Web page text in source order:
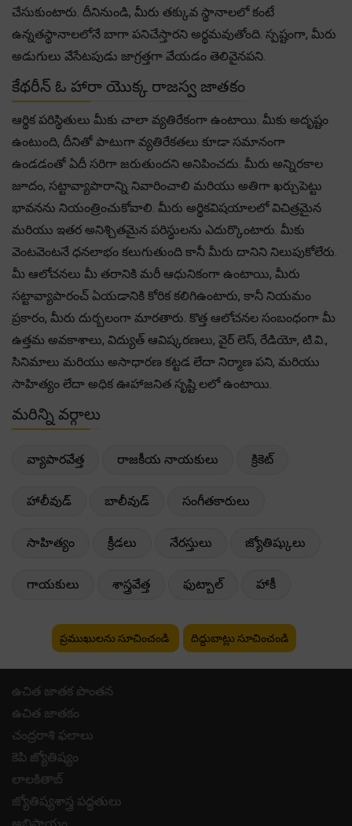
చేసుకుంటారు. దీనినుండి, మీరు తక్కువ స్థానాలలో కంటే
ఉన్నతస్థానాలలోనే బాగా పనిచేస్తారని అర్థమవుతోంది. స్పష్టంగా, మీరు
అడుగులు వేసేటపుడు జాగ్రత్తగా వేయడం తెలివైనపని.
కేథరీన్ ఓ హారా యొక్క రాజస్వ జాతకం
ఆర్థిక పరిస్థితులు మీకు చాలా వ్యతిరేకంగా ఉంటాయి. మీకు అదృష్టం
ఉంటుంది, దీనితో పాటుగా వ్యతిరేకతలు కూడా సమానంగా
ఉండడంతో ఏదీ సరిగా జరుతుందని అనిపించదు. మీరు అన్నిరకాల
జూదం, సట్టావ్యాపారాన్ని నివారించాలి మరియు అతిగా ఖర్చుపెట్టు
భావనను నియంత్రించుకోవాలి. మీరు అర్థికవిషయాలలో విచిత్రమైన
మరియు ఇతర అనిశ్చితమైన పరిస్థులను ఎదుర్కొంటారు. మీకు
వెంటవెంటనే ధనలాభం కలుగుతుంది కానీ మీరు దానిని నిలుపుకోలేరు.
మీ ఆలోచనలు మీ తరానికి మరీ ఆధునికంగా ఉంటాయి, మీరు
సట్టావ్యాపారంచ్ ఏయడానికి కోరిక కలిగిఉంటారు, కానీ నియమం
ప్రకారం, మీరు దుర్బలంగా మారతారు. కొత్త ఆలోచనల సంబంధంగా మీ
ఉత్తమ అవకాశాలు, విద్యుత్ ఆవిష్కరణలు, వైర్ లెస్, రేడియో, టి.వి.,
సినిమాలు మరియు అసాధారణ కట్టడ లేదా నిర్మాణ పని, మరియు
సాహిత్యం లేదా అధిక ఊహాజనిత సృష్టి లలో ఉంటాయి.
మరిన్ని వర్గాలు
వ్యాపారవేత్త రాజకీయ నాయకులు క్రికెట్
హాలీవుడ్ బాలీవుడ్ సంగీతకారులు
సాహిత్యం క్రీడలు నేరస్తులు జ్యోతిష్కులు
గాయకులు శాస్త్రవేత్త ఫుట్బాల్ హాకీ
ప్రముఖులను సూచించండి దిద్దుబాట్లు సూచించండి
ఉచిత జాతక పొంతన
ఉచిత జాతకం
చంద్రరాశి ఫలాలు
కెపి జ్యోతిష్యం
లాలకితాబ్
జ్యోతిష్యశాస్త్ర పద్ధతులు